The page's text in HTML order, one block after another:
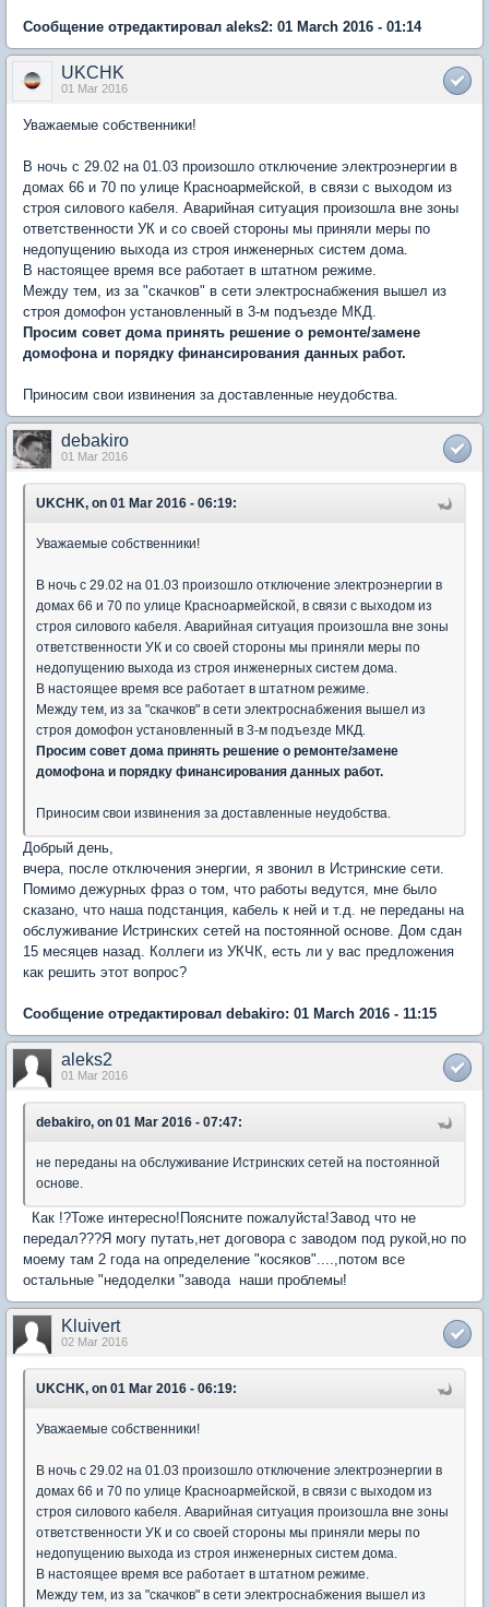
Сообщение отредактировал aleks2: 01 March 2016 - 01:14
UKCHK
01 Mar 2016
Уважаемые собственники!
В ночь с 29.02 на 01.03 произошло отключение электроэнергии в
домах 66 и 70 по улице Красноармейской, в связи с выходом из
строя силового кабеля. Аварийная ситуация произошла вне зоны
ответственности УК и со своей стороны мы приняли меры по
недопущению выхода из строя инженерных систем дома.
В настоящее время все работает в штатном режиме.
Между тем, из за "скачков" в сети электроснабжения вышел из
строя домофон установленный в 3-м подъезде МКД.
Просим совет дома принять решение о ремонте/замене
домофона и порядку финансирования данных работ.
Приносим свои извинения за доставленные неудобства.
debakiro
01 Mar 2016
UKCHK, on 01 Mar 2016 - 06:19:
Уважаемые собственники!
В ночь с 29.02 на 01.03 произошло отключение электроэнергии в
домах 66 и 70 по улице Красноармейской, в связи с выходом из
строя силового кабеля. Аварийная ситуация произошла вне зоны
ответственности УК и со своей стороны мы приняли меры по
недопущению выхода из строя инженерных систем дома.
В настоящее время все работает в штатном режиме.
Между тем, из за "скачков" в сети электроснабжения вышел из
строя домофон установленный в 3-м подъезде МКД.
Просим совет дома принять решение о ремонте/замене
домофона и порядку финансирования данных работ.
Приносим свои извинения за доставленные неудобства.
Добрый день,
вчера, после отключения энергии, я звонил в Истринские сети.
Помимо дежурных фраз о том, что работы ведутся, мне было
сказано, что наша подстанция, кабель к ней и т.д. не переданы на
обслуживание Истринских сетей на постоянной основе. Дом сдан
15 месяцев назад. Коллеги из УКЧК, есть ли у вас предложения
как решить этот вопрос?
Сообщение отредактировал debakiro: 01 March 2016 - 11:15
aleks2
01 Mar 2016
debakiro, on 01 Mar 2016 - 07:47:
не переданы на обслуживание Истринских сетей на постоянной
основе.
Как !?Тоже интересно!Поясните пожалуйста!Завод что не
передал???Я могу путать,нет договора с заводом под рукой,но по
моему там 2 года на определение "косяков"....,потом все
остальные "недоделки "завода наши проблемы!
Kluivert
02 Mar 2016
UKCHK, on 01 Mar 2016 - 06:19:
Уважаемые собственники!
В ночь с 29.02 на 01.03 произошло отключение электроэнергии в
домах 66 и 70 по улице Красноармейской, в связи с выходом из
строя силового кабеля. Аварийная ситуация произошла вне зоны
ответственности УК и со своей стороны мы приняли меры по
недопущению выхода из строя инженерных систем дома.
В настоящее время все работает в штатном режиме.
Между тем, из за "скачков" в сети электроснабжения вышел из